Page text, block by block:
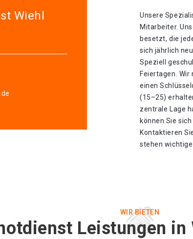
Wiehl
Unsere
Mitarbeiter.
besetzt, die
sich jährlich
Speziell
Feiertagen.
einen
(15–25)
zentrale Lage
können Sie
Kontaktieren
stehen
WIR BIETEN
Leistungen